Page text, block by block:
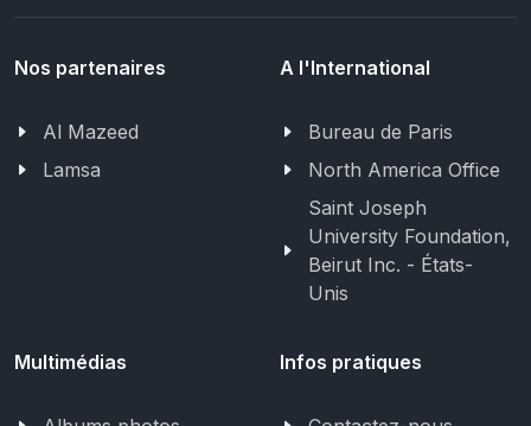
Nos partenaires
Al Mazeed
Lamsa
A l'International
Bureau de Paris
North America Office
Saint Joseph
University Foundation,
Beirut Inc. - États-
Unis
Multimédias Infos pratiques